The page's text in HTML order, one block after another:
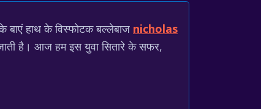
बाएं हाथ के विस्फोटक बल्लेबाज nicholas
है। आज हम इस युवा सितारे के सफर,